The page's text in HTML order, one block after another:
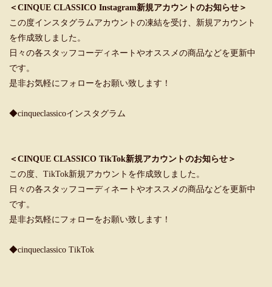
＜CINQUE CLASSICO Instagram新規アカウントのお知らせ＞
この度インスタグラムアカウントの凍結を受け、新規アカウント
を作成致しました。
日々の各スタッフコーディネートやオススメの商品などを更新中
です。
是非お気軽にフォローをお願い致します！
◆cinqueclassicoインスタグラム
＜CINQUE CLASSICO TikTok新規アカウントのお知らせ＞
この度、TikTok新規アカウントを作成致しました。
日々の各スタッフコーディネートやオススメの商品などを更新中
です。
是非お気軽にフォローをお願い致します！
◆cinqueclassico TikTok